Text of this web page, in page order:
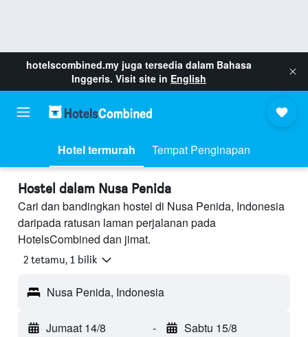
hotelscombined.my juga tersedia dalam Bahasa
Inggeris. Visit site in English
Hotel termurah Tempat Penginapan
Hostel dalam Nusa Penida
Cari dan bandingkan hostel di Nusa Penida, Indonesia
daripada ratusan laman perjalanan pada
HotelsCombined dan jimat.
2 tetamu, 1 bilik
Nusa Penida, Indonesia
Jumaat 14/8 - Sabtu 15/8